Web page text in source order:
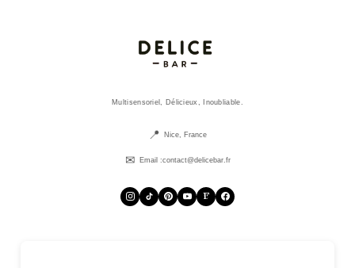
Multisensoriel, Délicieux, Inoubliable.
Nice, France
Email :contact@delicebar.fr